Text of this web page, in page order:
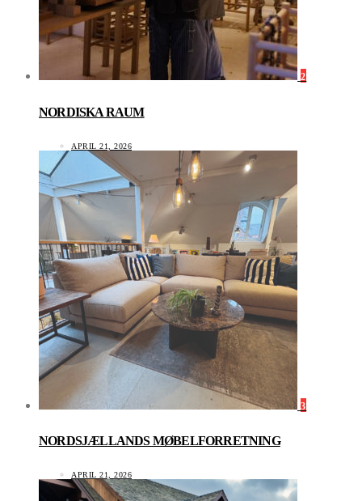
2
NORDISKA RAUM
APRIL 21, 2026
3
NORDSJÆLLANDS MØBELFORRETNING
APRIL 21, 2026